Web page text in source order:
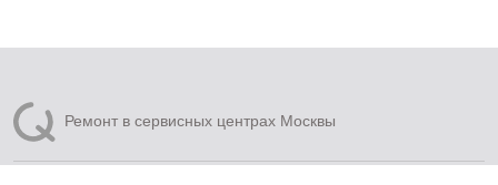
Ремонт в сервисных центрах Москвы